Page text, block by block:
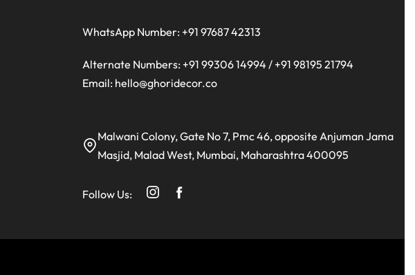
WhatsApp Number: +91 97687 42313
Alternate Numbers: +91 99306 14994 / +91 98195 21794
Email: hello@ghoridecor.co
Malwani Colony, Gate No 7, Pmc 46, opposite Anjuman Jama
Masjid, Malad West, Mumbai, Maharashtra 400095
Follow Us: